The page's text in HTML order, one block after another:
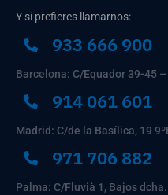
Y si prefieres llamarnos:
933 666 900
Barcelona: C/Equador 39-45
914 061 601
Madrid: C/de la Basílica, 19
971 706 882
Palma: C/Fluvià 1, Bajos